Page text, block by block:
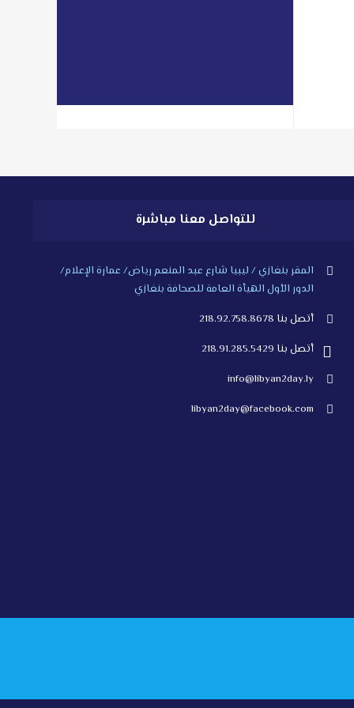
للتواصل معنا مباشرة
المقر بنغازي / ليبيا شارع عبد المنعم رياض/ عمارة الإعلام/
الدور الأول الهيأة العامة للصحافة بنغازي
أتصل بنا 218.92.758.8678
أتصل بنا 218.91.285.5429
info@libyan2day.ly
libyan2day@facebook.com